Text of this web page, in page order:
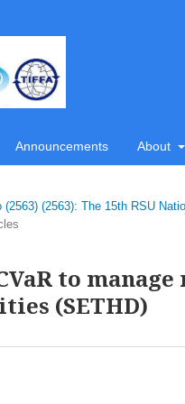
Announcements About
(2563) (2563): The 15th RSU
to
(SETHD)